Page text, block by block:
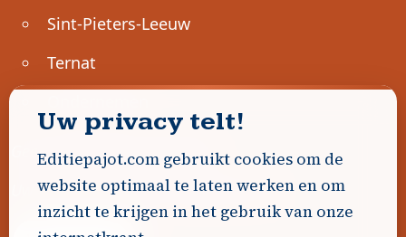
Sint-Pieters-Leeuw
Ternat
Geen advertenties gevonden.
Uw advertentie hier? Contacteer ons!
Uw privacy telt!
Editiepajot.com gebruikt cookies om de
website optimaal te laten werken en om
inzicht te krijgen in het gebruik van onze